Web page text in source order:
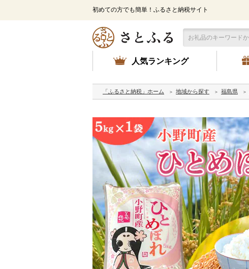
初めての方でも簡単！ふるさと納税サイト
人気ランキング
「ふるさと納税」ホーム 地域から探す 福島県